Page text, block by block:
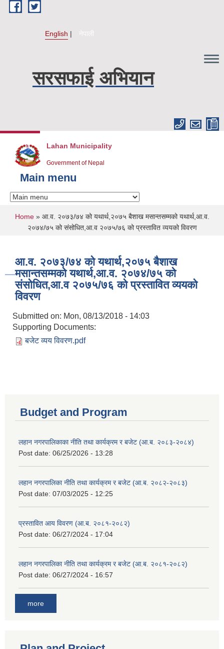
Skip to main content
English नेपाली
सरसफाई अभियान
Lahan Municipality
Government of Nepal
Main menu
You are here
Home» आ.व. २०७३/७४ को यथार्थ,२०७५ बैशाख मसान्तसम्मको यथार्थ,आ.व.
२०७४/७५ को संसोधित,आ.व २०७५/७६ को प्रस्तावित व्ययको विवरण
आ.व. २०७३/७४ को यथार्थ,२०७५ बैशाख
मसान्तसम्मको यथार्थ,आ.व. २०७४/७५ को
संसोधित,आ.व २०७५/७६ को प्रस्तावित व्ययको
विवरण
Submitted on: Mon, 08/13/2018 - 14:03
Supporting Documents:
बजेट व्यय विवरण.pdf
Budget and Program
लहान नगरपालिकाका नीति तथा कार्यक्रम र बजेट (आ.ब. २०८३-२०८४)
Post date: 06/25/2026 - 13:28
लहान नगरपालिका नीति तथा कार्यक्रम र बजेट (आ.ब. २०८२-२०८३)
Post date: 07/03/2025 - 12:25
प्रस्तावित आय विवरण (आ.ब. २०८१-२०८२)
Post date: 06/27/2024 - 17:04
लहान नगरपालिका नीति तथा कार्यक्रम र बजेट (आ.ब. २०८१-२०८२)
Post date: 06/27/2024 - 16:57
more